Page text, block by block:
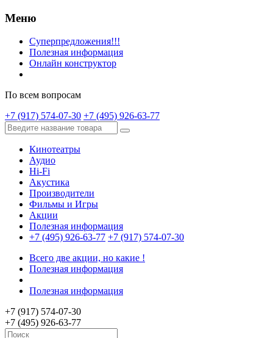
Меню
Суперпредложения!!!
Полезная информация
Онлайн конструктор
По всем вопросам
+7 (917) 574-07-30 +7 (495) 926-63-77
Кинотеатры
Аудио
Hi-Fi
Акустика
Производители
Фильмы и Игры
Акции
Полезная информация
+7 (495) 926-63-77 +7 (917) 574-07-30
Всего две акции, но какие !
Полезная информация
Полезная информация
+7 (917) 574-07-30
+7 (495) 926-63-77